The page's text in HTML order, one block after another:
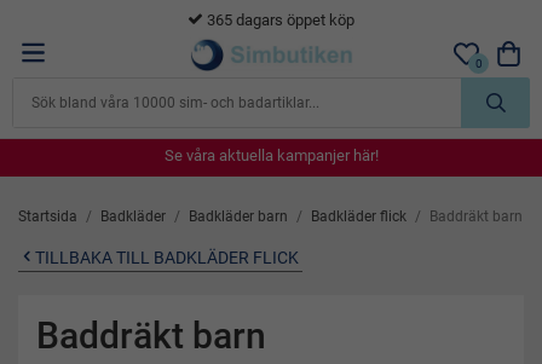
365 dagars öppet köp
0
Se våra aktuella kampanjer här!
Se våra aktuella kampanjer här!
Se våra aktuella kampanjer här!
Se våra aktuella kampanjer här!
Startsida / Badkläder / Badkläder barn / Badkläder flick / Baddräkt barn
TILLBAKA TILL BADKLÄDER FLICK
Baddräkt barn